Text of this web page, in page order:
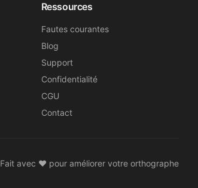
Ressources
Fautes courantes
Blog
Support
Confidentialité
CGU
Contact
Fait avec ❤️ pour améliorer votre orthographe